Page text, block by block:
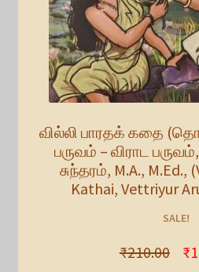
வில்லி பாரதக் கதை
பருவம் – விராட
சுந்தரம், M.A., M.Ed.,
Kathai, Vettriyur
SALE!
₹210.00 ₹